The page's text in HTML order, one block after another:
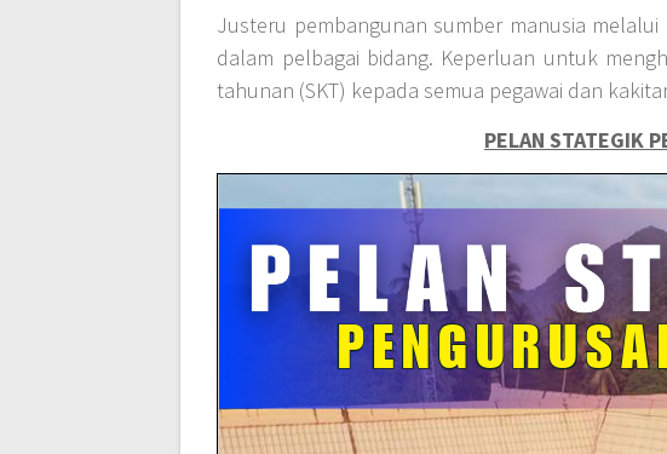
Justeru pembangunan sumber manusia
dalam pelbagai bidang. Keperluan untuk
tahunan (SKT) kepada semua pegawai dan
PELAN STATEGIK